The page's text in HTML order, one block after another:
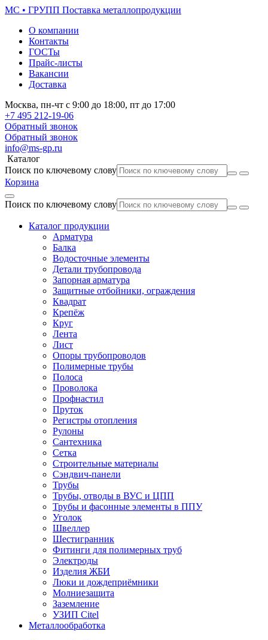
МС • ГРУПП Поставка металлопродукции
О компании
Контакты
ГОСТы
Прайс-листы
Вакансии
Доставка
Москва, пн-чт с 9:00 до 18:00, пт до 17:00
+7 495 212-19-06
Обратный звонок
Обратный звонок
info@ms-gp.ru
Каталог
Поиск по ключевому слову
Корзина
Поиск по ключевому слову
Каталог продукции
Арматура
Балка
Водосточные элементы
Детали трубопровода
Запорная арматура
Защитные отбойники, ограждения
Квадрат
Крепёж
Круг
Лента
Лист
Опоры трубопроводов
Полимерные трубы
Полоса
Проволока
Профнастил
Пруток
Регистры отопления
Рулоны
Сантехника
Сетка
Строительные материалы
Сэндвич-панели
Трубы
Трубы, отводы в ВУС и ЦПП
Трубы и фасонные элементы в ППУ
Уголок
Швеллер
Шестигранник
Фитинги для полимерных труб
Электроды
Изделия ЖБИ
Люки и дождеприёмники
Молниезащита
Заземление
УЗИП Citel
Металлообработка